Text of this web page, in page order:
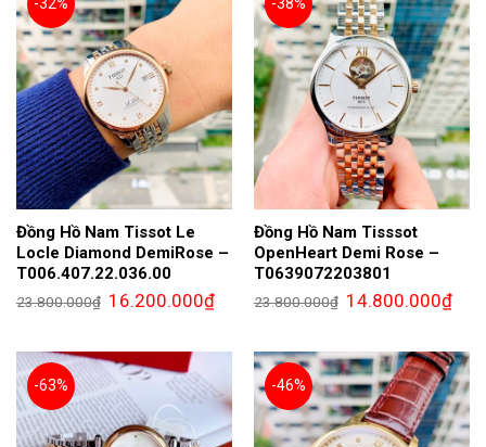
Đồng Hồ Nam Tissot Le
Locle Diamond DemiRose –
T006.407.22.036.00
23.800.000₫ Giá
gốc
16.200.000₫Giá
hiện
16.200.000₫.
Đồng Hồ Nam Tisssot
OpenHeart Demi Rose –
T0639072203801
23.800.000₫ Giá
gốc
14.800.000₫Giá
hiện
-63%
-46%